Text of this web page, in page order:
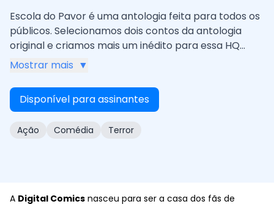
Escola do Pavor é uma antologia feita para todos os
públicos. Selecionamos dois contos da antologia
original e criamos mais um inédito para essa HQ
imperdível. O quadrinho conta com 3 histórias e 3
Monteiro, um enigmático comentarista no melhor
estilo Contos da Cripta. Os roteiros são de Douglas
de Rob Saint, Renata Aguiar e Alice Monstrinho. Os
glossário trazendo curiosidades de todas as
Mostrar mais ▼
Disponível para assinantes
Ação Comédia Terror
A Digital Comics nasceu para ser a casa dos fãs de